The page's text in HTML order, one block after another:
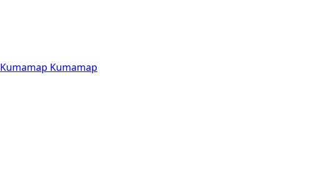
Kumamap Kumamap